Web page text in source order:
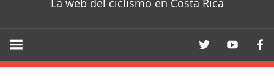
La web del ciclismo en Costa Rica